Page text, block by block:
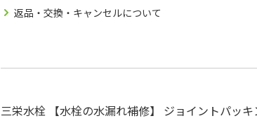
返品・交換・キャンセルについて
三栄水栓 【水栓の水漏れ補修】 ジョイントパッ